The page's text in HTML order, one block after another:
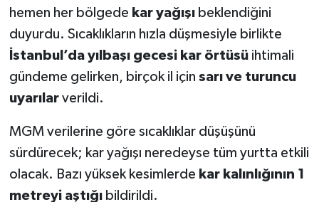
hemen her bölgede kar yağışıbeklendiğini
duyurdu. Sıcaklıkların hızla düşmesiyle birlikte
İstanbul’da yılbaşı gecesi kar örtüsüihtimali
gündeme gelirken, birçok il için sarı ve turuncu
uyarılarverildi.
MGM verilerine göre sıcaklıklar düşüşünü
sürdürecek; kar yağışı neredeyse tüm yurtta etkili
olacak. Bazı yüksek kesimlerde kar kalınlığının 1
metreyi aştığıbildirildi.
Vasıta
Vefat Haberleri